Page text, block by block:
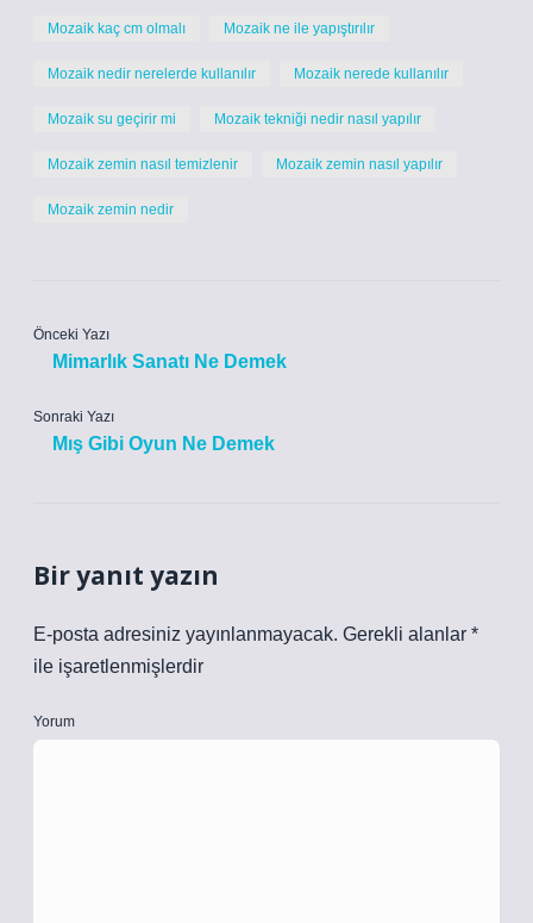
Mozaik kaç cm olmalı Mozaik ne ile yapıştırılır
Mozaik nedir nerelerde kullanılır Mozaik nerede kullanılır
Mozaik su geçirir mi Mozaik tekniği nedir nasıl yapılır
Mozaik zemin nasıl temizlenir Mozaik zemin nasıl yapılır
Mozaik zemin nedir
Önceki Yazı
Mimarlık Sanatı Ne Demek
Sonraki Yazı
Mış Gibi Oyun Ne Demek
Bir yanıt yazın
E-posta adresiniz yayınlanmayacak. Gerekli alanlar *
ile işaretlenmişlerdir
Yorum